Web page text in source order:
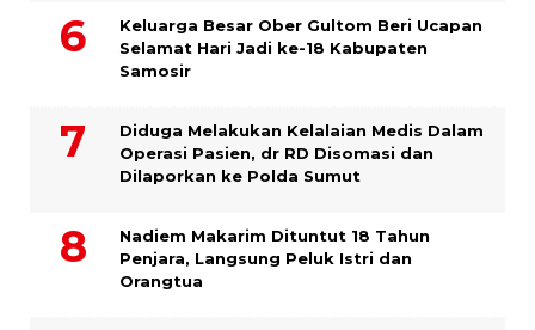
Keluarga Besar Ober Gultom Beri Ucapan
Selamat Hari Jadi ke-18 Kabupaten
Samosir
Diduga Melakukan Kelalaian Medis Dalam
Operasi Pasien, dr RD Disomasi dan
Dilaporkan ke Polda Sumut
​Nadiem Makarim Dituntut 18 Tahun
Penjara, Langsung Peluk Istri dan
Orangtua